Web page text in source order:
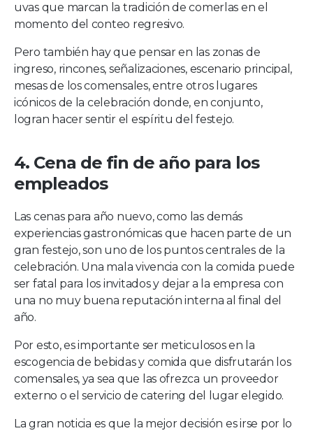
uvas que marcan la tradición de comerlas en el
momento del conteo regresivo.
Pero también hay que pensar en las zonas de
ingreso, rincones, señalizaciones, escenario principal,
mesas de los comensales, entre otros lugares
icónicos de la celebración donde, en conjunto,
logran hacer sentir el espíritu del festejo.
4. Cena de fin de año para los
empleados
Las cenas para año nuevo, como las demás
experiencias gastronómicas que hacen parte de un
gran festejo, son uno de los puntos centrales de la
celebración. Una mala vivencia con la comida puede
ser fatal para los invitados y dejar a la empresa con
una no muy buena reputación interna al final del
año.
Por esto, es importante ser meticulosos en la
escogencia de bebidas y comida que disfrutarán los
comensales, ya sea que las ofrezca un proveedor
externo o el servicio de catering del lugar elegido.
La gran noticia es que la mejor decisión es irse por lo